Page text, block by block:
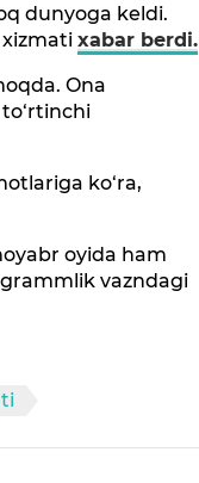
dunyoga keldi.
xizmatixabar berdi.
Ona
ko‘ra,
oyida ham
vazndagi